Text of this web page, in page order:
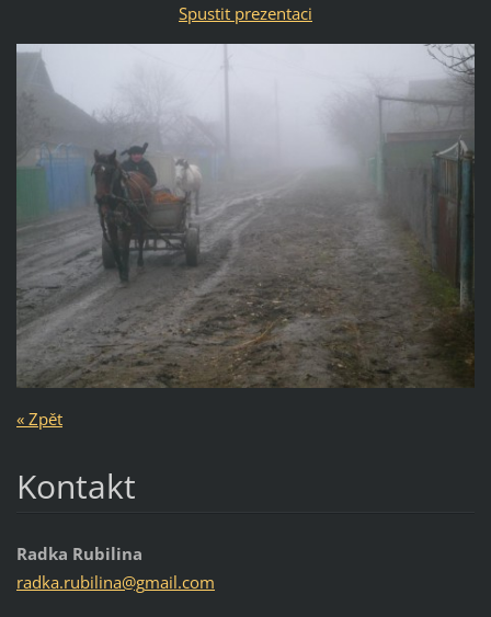
Spustit prezentaci
« Zpět
Kontakt
Radka Rubilina
radka.rubilina@gmail.com